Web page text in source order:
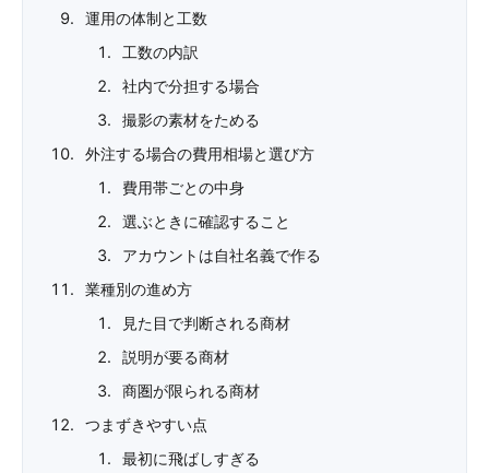
運用の体制と工数
工数の内訳
社内で分担する場合
撮影の素材をためる
外注する場合の費用相場と選び方
費用帯ごとの中身
選ぶときに確認すること
アカウントは自社名義で作る
業種別の進め方
見た目で判断される商材
説明が要る商材
商圏が限られる商材
つまずきやすい点
最初に飛ばしすぎる